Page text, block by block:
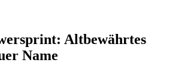
Altbewährtes
Name